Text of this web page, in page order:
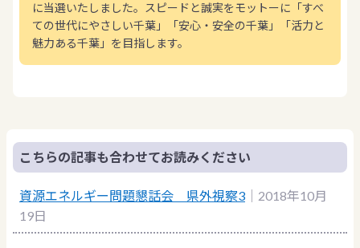
に当選いたしました。スピードと誠実をモットーに「すべ
ての世代にやさしい千葉」「安心・安全の千葉」「活力と
魅力ある千葉」を目指します。
こちらの記事も合わせてお読みください
資源エネルギー問題懇話会 県外視察3 ｜2018年10月
19日